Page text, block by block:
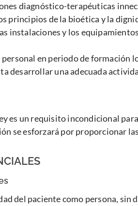
diagnóstico-terapéuticas
principios de la bioética y la
instalaciones y los
en periodo de formación
desarrollar una adecuada
es un requisito incondicional
se esforzará por proporcionar
del paciente como persona, sin